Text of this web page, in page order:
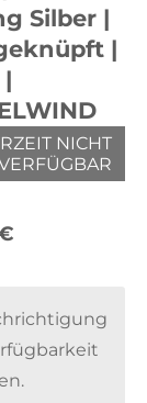
Silber |
|
NICHT